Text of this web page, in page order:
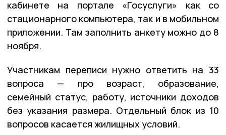
кабинете на портале «Госуслуги» как со
стационарного компьютера, так и в мобильном
приложении. Там заполнить анкету можно до 8
ноября.
Участникам переписи нужно ответить на 33
вопроса — про возраст, образование,
семейный статус, работу, источники доходов
без указания размера. Отдельный блок из 10
вопросов касается жилищных условий.